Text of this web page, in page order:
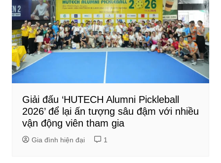
Giải đấu ‘HUTECH Alumni Pickleball
2026’ để lại ấn tượng sâu đậm với nhiều
vận động viên tham gia
Gia đình hiện đại 1